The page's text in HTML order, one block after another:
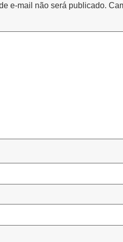
e-mail não será publicado.